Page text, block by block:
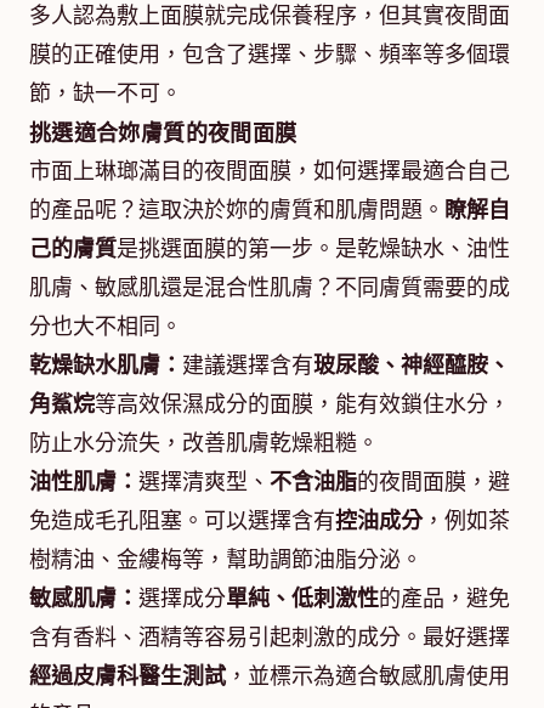
多人認為敷上面膜就完成保養程序，但其實夜間面
膜的正確使用，包含了選擇、步驟、頻率等多個環
節，缺一不可。
挑選適合妳膚質的夜間面膜
市面上琳瑯滿目的夜間面膜，如何選擇最適合自己
的產品呢？這取決於妳的膚質和肌膚問題。 瞭解自
己的膚質是挑選面膜的第一步。是乾燥缺水、油性
肌膚、敏感肌還是混合性肌膚？不同膚質需要的成
分也大不相同。
乾燥缺水肌膚： 建議選擇含有玻尿酸、神經醯胺、
角鯊烷等高效保濕成分的面膜，能有效鎖住水分，
防止水分流失，改善肌膚乾燥粗糙。
油性肌膚： 選擇清爽型、 不含油脂的夜間面膜，避
免造成毛孔阻塞。可以選擇含有控油成分，例如茶
樹精油、金縷梅等，幫助調節油脂分泌。
敏感肌膚： 選擇成分單純、低刺激性的產品，避免
含有香料、酒精等容易引起刺激的成分。最好選擇
經過皮膚科醫生測試 ，並標示為適合敏感肌膚使用